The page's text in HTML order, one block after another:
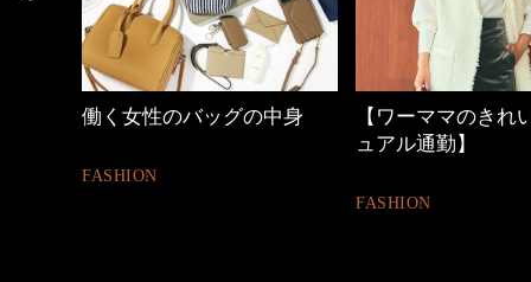
【ワーママのきれいめカジ
優木まおみさん「
割。」
LIFESTYLE